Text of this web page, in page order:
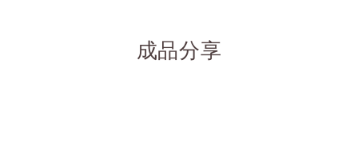
成品分享